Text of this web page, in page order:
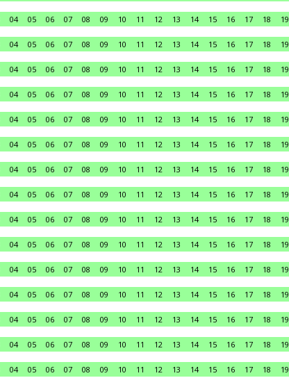
04 05 06 07 08 09 10 11 12 13 14 15 16 17 18 19
04 05 06 07 08 09 10 11 12 13 14 15 16 17 18 19
04 05 06 07 08 09 10 11 12 13 14 15 16 17 18 19
04 05 06 07 08 09 10 11 12 13 14 15 16 17 18 19
04 05 06 07 08 09 10 11 12 13 14 15 16 17 18 19
04 05 06 07 08 09 10 11 12 13 14 15 16 17 18 19
04 05 06 07 08 09 10 11 12 13 14 15 16 17 18 19
04 05 06 07 08 09 10 11 12 13 14 15 16 17 18 19
04 05 06 07 08 09 10 11 12 13 14 15 16 17 18 19
04 05 06 07 08 09 10 11 12 13 14 15 16 17 18 19
04 05 06 07 08 09 10 11 12 13 14 15 16 17 18 19
04 05 06 07 08 09 10 11 12 13 14 15 16 17 18 19
04 05 06 07 08 09 10 11 12 13 14 15 16 17 18 19
04 05 06 07 08 09 10 11 12 13 14 15 16 17 18 19
04 05 06 07 08 09 10 11 12 13 14 15 16 17 18 19